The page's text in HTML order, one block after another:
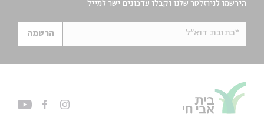
הירשמו לניוזלטר שלנו וקבלו עדכונים ישר למייל
*כתובת דוא"ל הרשמה